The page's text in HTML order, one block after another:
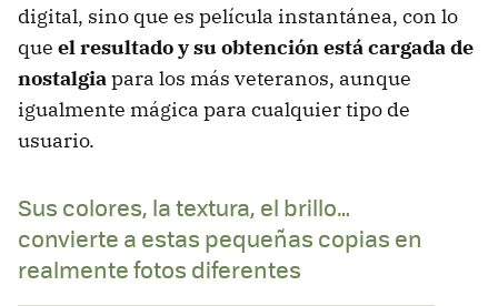
digital, sino que es película instantánea, con lo
que el resultado y su obtención está cargada de
nostalgiapara los más veteranos, aunque
igualmente mágica para cualquier tipo de
usuario.
Sus colores, la textura, el brillo…
convierte a estas pequeñas copias en
realmente fotos diferentes